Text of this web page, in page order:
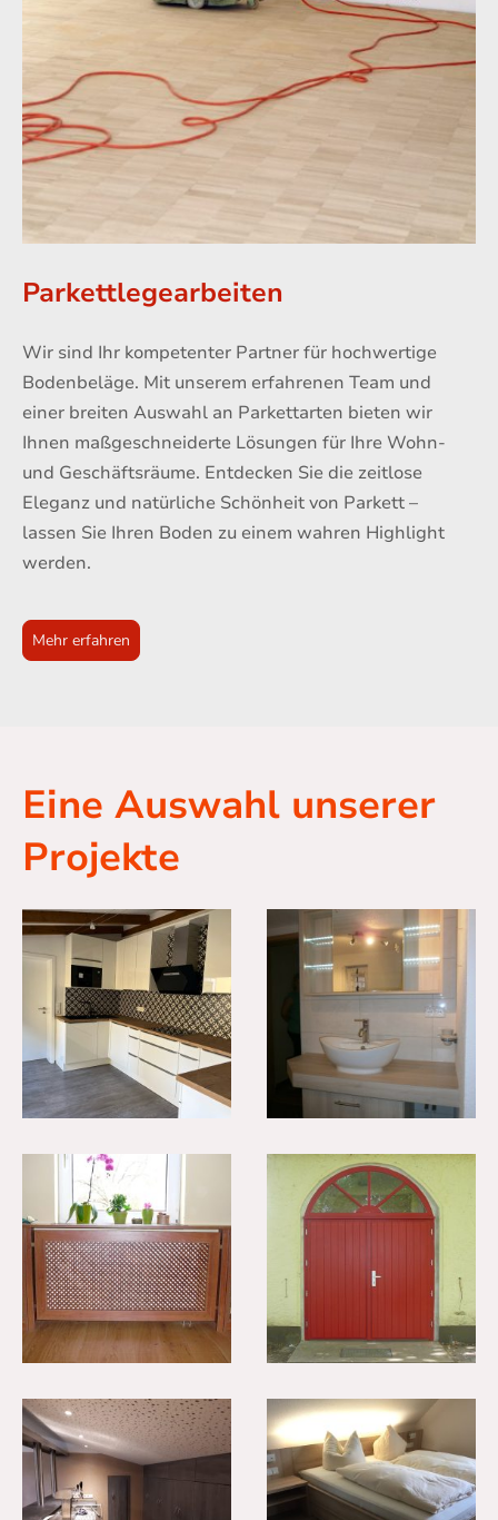
Parkettlegearbeiten
Wir sind Ihr kompetenter Partner für hochwertige
Bodenbeläge. Mit unserem erfahrenen Team und
einer breiten Auswahl an Parkettarten bieten wir
Ihnen maßgeschneiderte Lösungen für Ihre Wohn-
und Geschäftsräume. Entdecken Sie die zeitlose
Eleganz und natürliche Schönheit von Parkett –
lassen Sie Ihren Boden zu einem wahren Highlight
werden.
Mehr erfahren
Eine Auswahl unserer
Projekte